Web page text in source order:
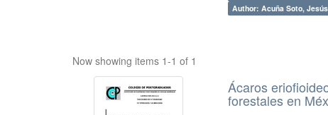
Author: Acuña Soto,
Now showing items 1-1 of 1
Ácaros
forestales en